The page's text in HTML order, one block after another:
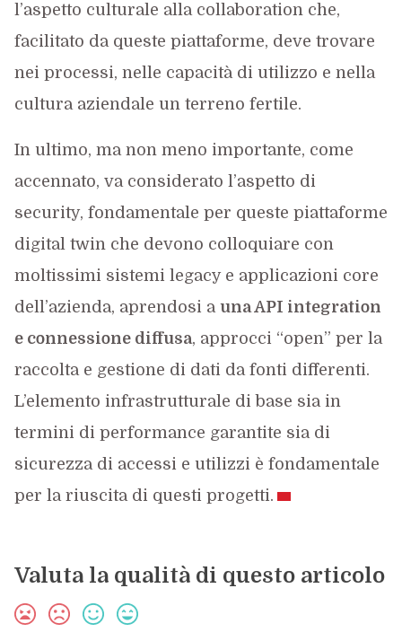
l’aspetto culturale alla collaboration che,
facilitato da queste piattaforme, deve trovare
nei processi, nelle capacità di utilizzo e nella
cultura aziendale un terreno fertile.
In ultimo, ma non meno importante, come
accennato, va considerato l’aspetto di
security, fondamentale per queste piattaforme
digital twin che devono colloquiare con
moltissimi sistemi legacy e applicazioni core
dell’azienda, aprendosi a una API integration
e connessione diffusa, approcci “open” per la
raccolta e gestione di dati da fonti differenti.
L’elemento infrastrutturale di base sia in
termini di performance garantite sia di
sicurezza di accessi e utilizzi è fondamentale
per la riuscita di questi progetti.
Valuta la qualità di questo articolo